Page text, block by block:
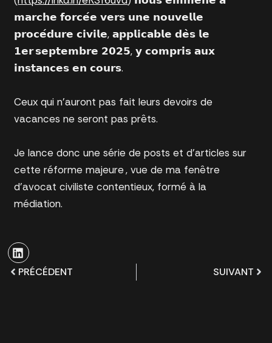
𝗺𝗮𝗿𝗰𝗵𝗲 𝗳𝗼𝗿𝗰𝗲́𝗲 𝘃𝗲𝗿𝘀 𝘂𝗻𝗲 𝗻𝗼𝘂𝘃𝗲𝗹𝗹𝗲
𝗽𝗿𝗼𝗰𝗲́𝗱𝘂𝗿𝗲 𝗰𝗶𝘃𝗶𝗹𝗲, 𝗮𝗽𝗽𝗹𝗶𝗰𝗮𝗯𝗹𝗲 𝗱𝗲̀𝘀 𝗹𝗲
𝟭𝗲𝗿 𝘀𝗲𝗽𝘁𝗲𝗺𝗯𝗿𝗲 𝟮𝟬𝟮𝟱, 𝘆 𝗰𝗼𝗺𝗽𝗿𝗶𝘀 𝗮𝘂𝘅
𝗶𝗻𝘀𝘁𝗮𝗻𝗰𝗲𝘀 𝗲𝗻 𝗰𝗼𝘂𝗿𝘀.
Ceux qui n’auront pas fait leurs devoirs de
vacances ne seront pas prêts.
Je lance donc une série de posts et d’articles sur
cette réforme majeure , vue de ma fenêtre
d’avocat civiliste contentieux, formé à la
médiation.
PRÉCÉDENT SUIVANT